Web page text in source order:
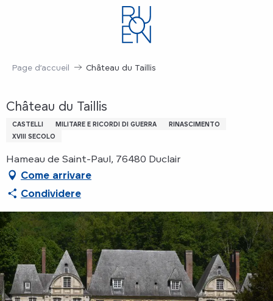
Page d’accueil Château du Taillis
Château du Taillis
CASTELLI MILITARE E RICORDI DI GUERRA
RINASCIMENTO
XVIII SECOLO
Hameau de Saint-Paul, 76480 Duclair
Come arrivare
Condividere